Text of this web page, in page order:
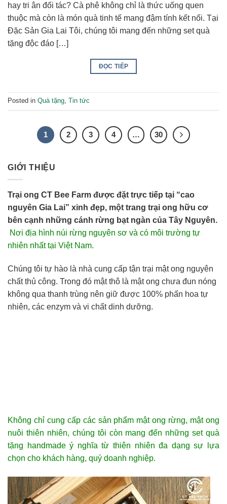
hay tri ân đối tác? Cà phê không chỉ là thức uống quen
thuộc mà còn là món quà tinh tế mang đậm tính kết nối. Tại
Đặc Sản Gia Lai Tôi, chúng tôi mang đến những set quà
tặng độc đáo […]
ĐỌC TIẾP
Posted in Quà tặng, Tin tức
1 2 3 4 … 30
GIỚI THIỆU
Trại ong CT Bee Farm được đặt trực tiếp tại “cao
nguyên Gia Lai” xinh đẹp, một trang trại ong hữu cơ
bên cạnh những cánh rừng bạt ngàn của Tây Nguyên.
Nơi địa hình núi rừng nguyên sơ và có môi trường tự
nhiên nhất tại Việt Nam.
Chúng tôi tự hào là nhà cung cấp tận trại mật ong nguyên
chất thủ công. Trong đó mật thô là mật ong chưa đun nóng
không qua thanh trùng nên giữ được 100% phấn hoa tự
nhiên, các enzym và vi chất dinh dưỡng.
Không chỉ cung cấp các sản phẩm mật ong rừng, mật ong
nuôi thiên nhiên, chúng tôi còn mang đến những set quà
tặng handmade ý nghĩa từ thiên nhiên đa dạng sự lựa
chọn cho khách hàng, quý doanh nghiệp.